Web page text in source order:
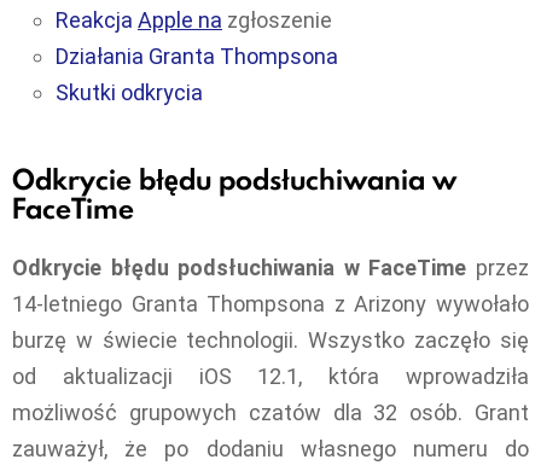
Reakcja Apple na zgłoszenie
Działania Granta Thompsona
Skutki odkrycia
Odkrycie błędu podsłuchiwania w
FaceTime
Odkrycie błędu podsłuchiwania w FaceTime przez
14-letniego Granta Thompsona z Arizony wywołało
burzę w świecie technologii. Wszystko zaczęło się
od aktualizacji iOS 12.1, która wprowadziła
możliwość grupowych czatów dla 32 osób. Grant
zauważył, że po dodaniu własnego numeru do